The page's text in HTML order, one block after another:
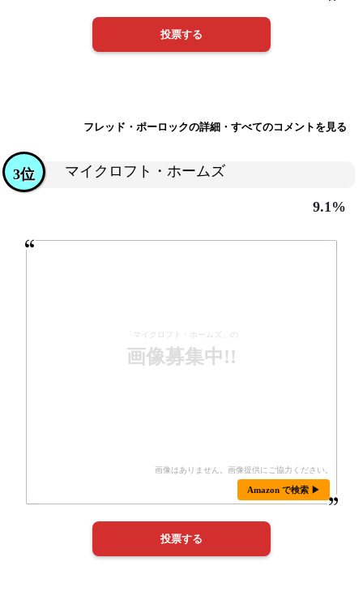
フレッド・ポーロックの詳細・すべてのコメントを見る
マイクロフト・ホームズ
3位
9.1%
「マイクロフト・ホームズ」の
画像募集中!!
Amazon で検索 ▶